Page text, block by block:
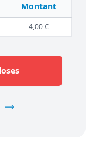
Montant
4,00 €